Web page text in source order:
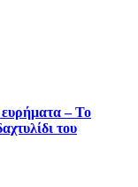
ευρήματα – Το
του